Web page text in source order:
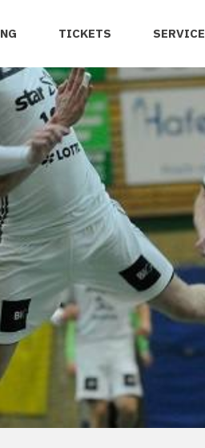
TICKETS SERVICE